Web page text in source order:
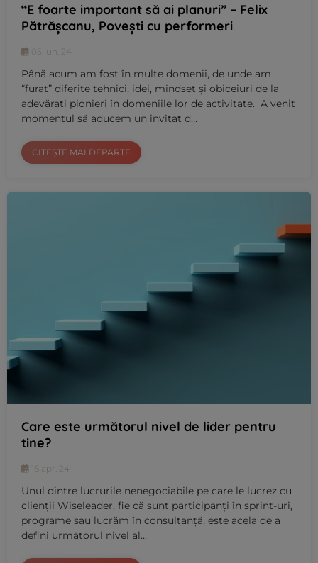
“E foarte important să ai planuri” – Felix
Pătrășcanu, Povești cu performeri
05 iun. 24
Până acum am fost în multe domenii, de unde am
“furat” diferite tehnici, idei, mindset și obiceiuri de la
adevărați pionieri în domeniile lor de activitate. A venit
momentul să aducem un invitat d…
CITEȘTE MAI DEPARTE
Care este următorul nivel de lider pentru
tine?
16 apr. 24
Unul dintre lucrurile nenegociabile pe care le lucrez cu
clienții Wiseleader, fie că sunt participanți în sprint-uri,
programe sau lucrăm în consultanță, este acela de a
defini următorul nivel al…